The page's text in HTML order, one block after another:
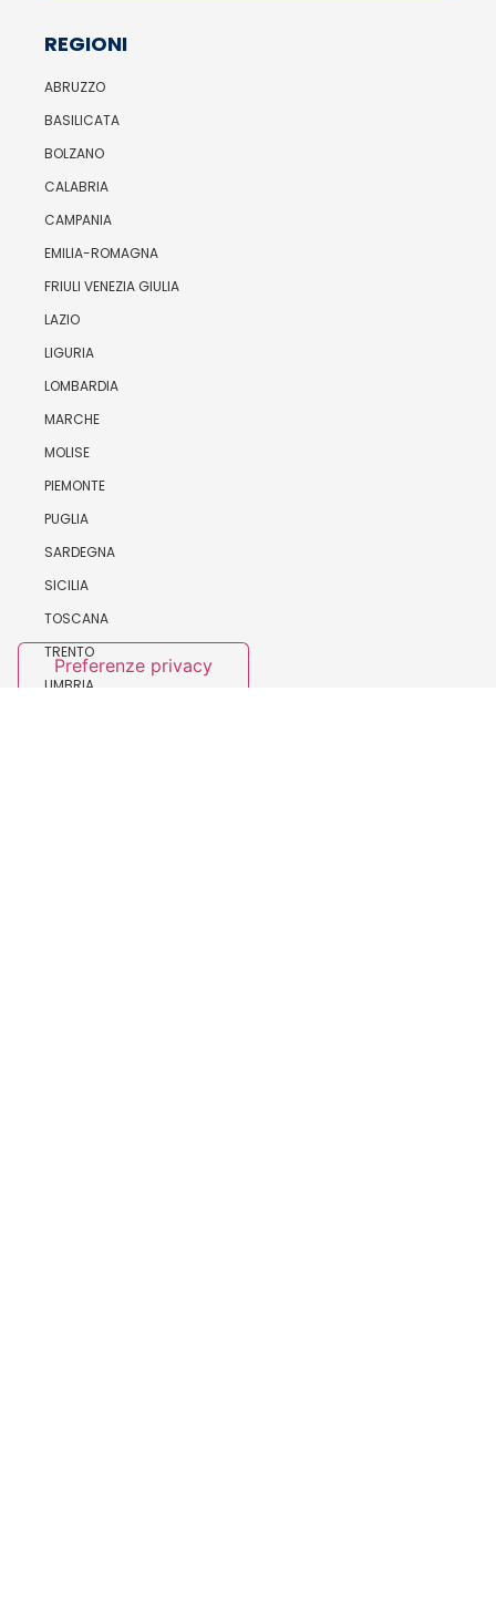
REGIONI
ABRUZZO
BASILICATA
BOLZANO
CALABRIA
CAMPANIA
EMILIA-ROMAGNA
FRIULI VENEZIA GIULIA
LAZIO
LIGURIA
LOMBARDIA
MARCHE
MOLISE
PIEMONTE
PUGLIA
SARDEGNA
SICILIA
TOSCANA
TRENTO
UMBRIA